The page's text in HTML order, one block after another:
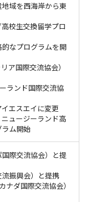
域を西海岸から東
校生交換留学プロ
的なプログラムを開
ア国際交流協会）
ランド国際交流協
エスエイに変更
ュージーランド高
ム開始
国際交流協会）と提
流振興会）と提携
ナダ国際交流協会）